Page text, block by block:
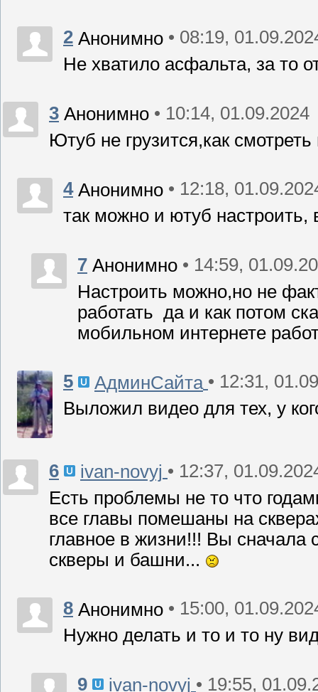
2 Анонимно • 08:19,
Не хватило асфальта, за то
3 Анонимно • 10:14, 01.09.2024
Ютуб не грузится,как
4 Анонимно • 12:18,
так можно и ютуб настроить,
7 Анонимно • 14:59,
Настроить можно,но не
работать да и как потом
мобильном интернете
5 АдминСайта • 12:31,
Выложил видео для тех, у
6 ivan-novyj • 12:37,
Есть проблемы не то что
все главы помешаны на
главное в жизни!!! Вы сначала
скверы и башни...
8 Анонимно • 15:00,
Нужно делать и то и то ну
9 ivan-novyj • 19:55,